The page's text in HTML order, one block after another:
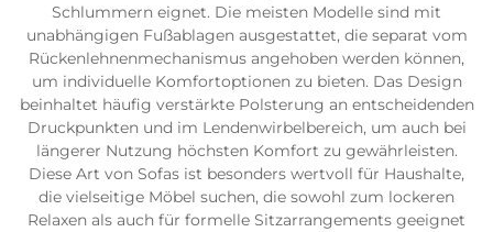
Schlummern eignet. Die meisten Modelle sind mit
unabhängigen Fußablagen ausgestattet, die separat vom
Rückenlehnenmechanismus angehoben werden können,
um individuelle Komfortoptionen zu bieten. Das Design
beinhaltet häufig verstärkte Polsterung an entscheidenden
Druckpunkten und im Lendenwirbelbereich, um auch bei
längerer Nutzung höchsten Komfort zu gewährleisten.
Diese Art von Sofas ist besonders wertvoll für Haushalte,
die vielseitige Möbel suchen, die sowohl zum lockeren
Relaxen als auch für formelle Sitzarrangements geeignet